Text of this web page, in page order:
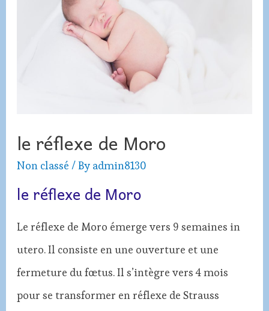
le réflexe de Moro
Non classé / By admin8130
le réflexe de Moro
Le réflexe de Moro émerge vers 9 semaines in
utero. Il consiste en une ouverture et une
fermeture du fœtus. Il s’intègre vers 4 mois
pour se transformer en réflexe de Strauss